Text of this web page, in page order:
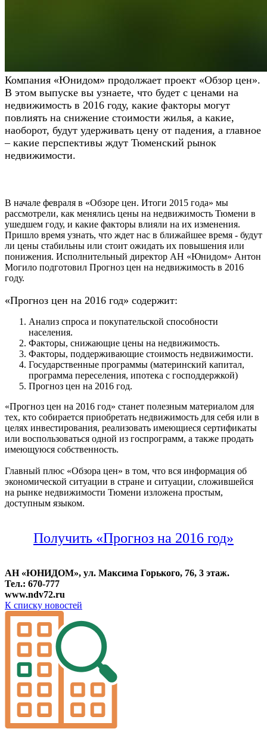
Компания «Юнидом» продолжает проект «Обзор цен».
В этом выпуске вы узнаете, что будет с ценами на
недвижимость в 2016 году, какие факторы могут
повлиять на снижение стоимости жилья, а какие,
наоборот, будут удерживать цену от падения, а главное
– какие перспективы ждут Тюменский рынок
недвижимости.
В начале февраля в «Обзоре цен. Итоги 2015 года» мы
рассмотрели, как менялись цены на недвижимость Тюмени в
ушедшем году, и какие факторы влияли на их изменения.
Пришло время узнать, что ждет нас в ближайшее время - будут
ли цены стабильны или стоит ожидать их повышения или
понижения. Исполнительный директор АН «Юнидом» Антон
Могило подготовил Прогноз цен на недвижимость в 2016
году.
«Прогноз цен на 2016 год» содержит:
Анализ спроса и покупательской способности
населения.
Факторы, снижающие цены на недвижимость.
Факторы, поддерживающие стоимость недвижимости.
Государственные программы (материнский капитал,
программа переселения, ипотека с господдержкой)
Прогноз цен на 2016 год.
«Прогноз цен на 2016 год» станет полезным материалом для
тех, кто собирается приобретать недвижимость для себя или в
целях инвестирования, реализовать имеющиеся сертификаты
или воспользоваться одной из госпрограмм, а также продать
имеющуюся собственность.
Главный плюс «Обзора цен» в том, что вся информация об
экономической ситуации в стране и ситуации, сложившейся
на рынке недвижимости Тюмени изложена простым,
доступным языком.
Получить «Прогноз на 2016 год»
АН «ЮНИДОМ», ул. Максима Горького, 76, 3 этаж.
Тел.: 670-777
www.ndv72.ru
К списку новостей